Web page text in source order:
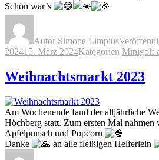
Schön war’s
Autor Simone Limpius
202415. März 2024Kategorien Minigolf
Weihnachtsmarkt 2023
Am Wochenende fand der alljährliche
Höchberg statt. Zum ersten Mal
Apfelpunsch und Popcorn
Danke
an alle fleißigen Helferlein